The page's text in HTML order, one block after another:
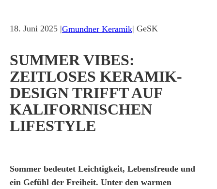
18. Juni 2025 |Gmundner Keramik| GeSK
SUMMER VIBES:
ZEITLOSES KERAMIK-
DESIGN TRIFFT AUF
KALIFORNISCHEN
LIFESTYLE
Sommer bedeutet Leichtigkeit, Lebensfreude und
ein Gefühl der Freiheit. Unter den warmen